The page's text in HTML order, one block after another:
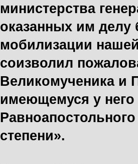
министерства
оказанных им делу
мобилизации
соизволил
Великомученика и
имеющемуся у
степени».